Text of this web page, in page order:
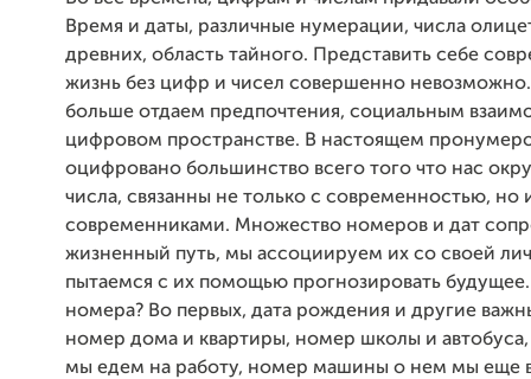
Время и даты, различные нумерации, числа
древних, область тайного. Представить себе
жизнь без цифр и чисел совершенно
больше отдаем предпочтения, социальным
цифровом пространстве. В настоящем
оцифровано большинство всего того что нас
числа, связанны не только с современностью, но
современниками. Множество номеров и дат
жизненный путь, мы ассоциируем их со своей
пытаемся с их помощью прогнозировать
номера? Во первых, дата рождения и другие
номер дома и квартиры, номер школы и
мы едем на работу, номер машины о нем мы еще